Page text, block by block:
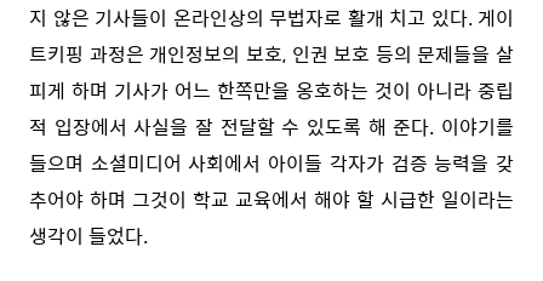
지 않은 기사들이 온라인상의 무법자로 활개 치고 있다. 게이
트키핑 과정은 개인정보의 보호, 인권 보호 등의 문제들을 살
피게 하며 기사가 어느 한쪽만을 옹호하는 것이 아니라 중립
적 입장에서 사실을 잘 전달할 수 있도록 해 준다. 이야기를
들으며 소셜미디어 사회에서 아이들 각자가 검증 능력을 갖
추어야 하며 그것이 학교 교육에서 해야 할 시급한 일이라는
생각이 들었다.